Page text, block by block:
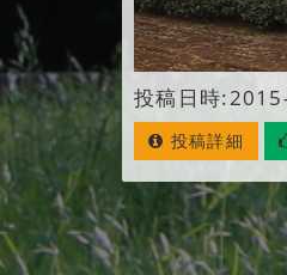
投稿日時
投稿詳細